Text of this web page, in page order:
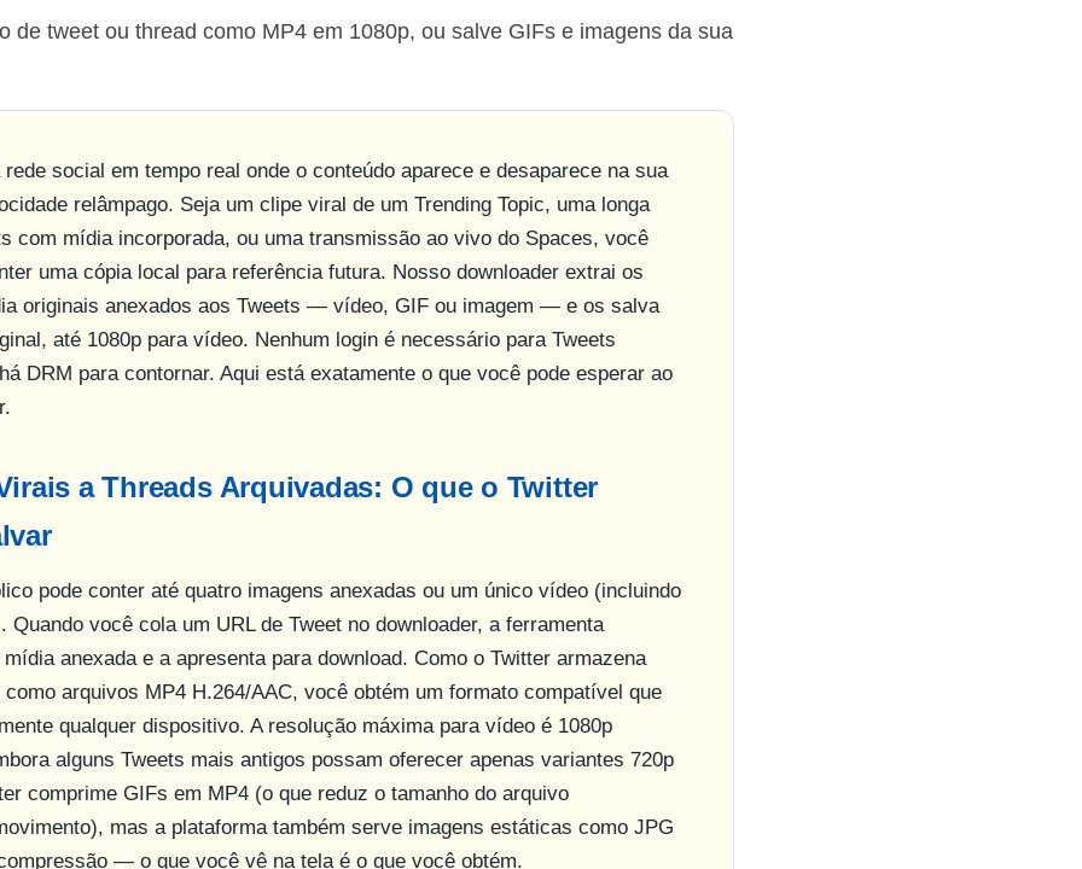
de tweet ou thread como MP4 em 1080p, ou salve GIFs e imagens da sua
social em tempo real onde o conteúdo aparece e desaparece na sua
relâmpago. Seja um clipe viral de um Trending Topic, uma longa
com mídia incorporada, ou uma transmissão ao vivo do Spaces, você
uma cópia local para referência futura. Nosso downloader extrai os
originais anexados aos Tweets — vídeo, GIF ou imagem — e os salva
até 1080p para vídeo. Nenhum login é necessário para Tweets
DRM para contornar. Aqui está exatamente o que você pode esperar ao
a Threads Arquivadas: O que o Twitter
pode conter até quatro imagens anexadas ou um único vídeo (incluindo
Quando você cola um URL de Tweet no downloader, a ferramenta
anexada e a apresenta para download. Como o Twitter armazena
arquivos MP4 H.264/AAC, você obtém um formato compatível que
qualquer dispositivo. A resolução máxima para vídeo é 1080p
alguns Tweets mais antigos possam oferecer apenas variantes 720p
comprime GIFs em MP4 (o que reduz o tamanho do arquivo
mas a plataforma também serve imagens estáticas como JPG
— o que você vê na tela é o que você obtém.